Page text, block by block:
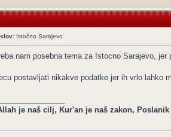
Istočno Sarajevo
nam posebna tema za Istocno Sarajevo,
postavljati nikakve podatke jer ih vrlo lahko
je naš cilj, Kur'an je naš zakon,